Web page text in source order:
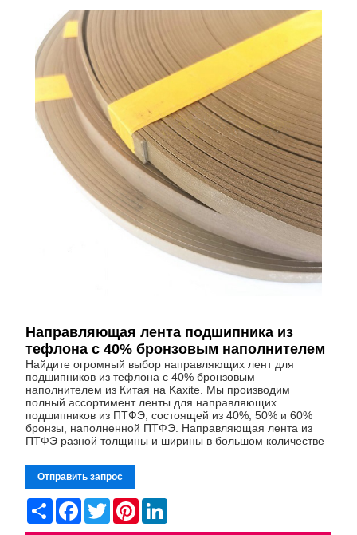
Направляющая лента подшипника из
тефлона с 40% бронзовым наполнителем
Найдите огромный выбор направляющих лент для
подшипников из тефлона с 40% бронзовым
наполнителем из Китая на Kaxite. Мы производим
полный ассортимент ленты для направляющих
подшипников из ПТФЭ, состоящей из 40%, 50% и 60%
бронзы, наполненной ПТФЭ. Направляющая лента из
ПТФЭ разной толщины и ширины в большом количестве
Отправить запрос
Share Facebook
TwitterPinterest